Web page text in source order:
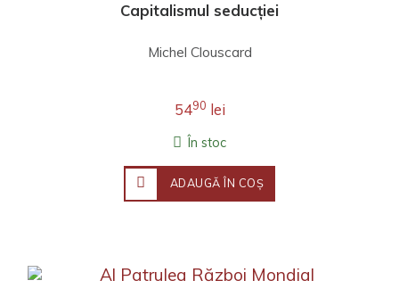
Capitalismul seducției
Michel Clouscard
5490 lei
În stoc
ADAUGĂ ÎN COŞ